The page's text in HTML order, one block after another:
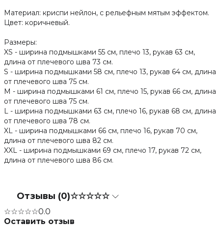
Материал: криспи нейлон, с рельефным мятым эффектом.
Цвет: коричневый.
Размеры:
XS - ширина подмышками 55 см, плечо 13, рукав 63 см,
длина от плечевого шва 73 см.
S - ширина подмышками 58 см, плечо 13, рукав 64 см, длина
от плечевого шва 75 см.
M - ширина подмышками 61 см, плечо 15, рукав 66 см, длина
от плечевого шва 75 см.
L - ширина подмышками 63 см, плечо 16, рукав 68 см, длина
от плечевого шва 78 см.
XL - ширина подмышками 66 см, плечо 16, рукав 70 см,
длина от плечевого шва 82 см.
XXL - ширина подмышками 69 см, плечо 17, рукав 72 см,
длина от плечевого шва 86 см.
Отзывы (0)☆☆☆☆☆
☆☆☆☆☆0.0
Оставить отзыв